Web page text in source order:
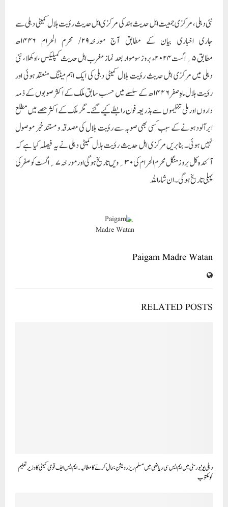
نئی دہلی، مرکزی جمعیت اہل حدیث ہند کی مرکزی اہل حدیث رؤیت ہلال کمیٹی دہلی سے
جاری اخباری بیان کے مطابق آج مورخہ۲۹/ محرم الحرام ۱۴۴۶ھ
مطابق ۵؍اگست ۲۰۲۴ء بروز سوموار بعد نماز مغرب اہل حدیث کمپلیکس ، اوکھلا، نئی
دہلی میں مرکزی اہل حدیث رؤیت ہلال کمیٹی دہلی کی ایک اہم میٹنگ منعقد ہوئی اور
رؤیت ہلال ماہِ صفر ۶ ۱۴۴ھ کے سلسلے میں حسب سابق ملک کے اکثر صوبوں کے ذمہ
داروں اور ملی تنظیموں سے بذریعہ فون رابطے کیے گئے۔ مگر ملک کے اکثر حصے میں مطلع
ابرآلودہونے کے سبب کسی بھی صوبہ سے رؤیت ہلال کی مصدقہ و مستند خبر موصول
نہیں ہوئی۔ بنابریں مرکزی اہل حد یث رؤیت ہلال کمیٹی دہلی نے یہ فیصلہ کیا ہے کہ
آئندہ کل بروز منگل محرم الحرام کی ۳۰؍ویں تاریخ ہوگی اور مورخہ۷؍اگست کو صفر کی
پہلی تاریخ ہوگی۔ ان شاء اللہ
Paigam Madre Watan
RELATED POSTS
دہلی یونیورسٹی میں ایم ایس سی ریاضی میں مسلم ریزرویشن بحال کرنے کا مطالبہ۔ ایم ایس ایف قومی کمیٹی کا وزیر تعلیم
کو مکتوب